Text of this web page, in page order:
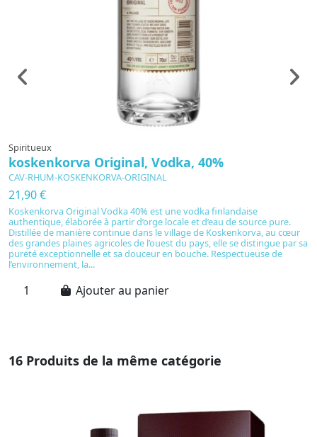
Spiritueux
koskenkorva Original, Vodka, 40%
CAV-RHUM-KOSKENKORVA-ORIGINAL
21,90 €
Koskenkorva Original Vodka 40% est une vodka finlandaise
authentique, élaborée à partir d’orge locale et d’eau de source pure.
Distillée de manière continue dans le village de Koskenkorva, au cœur
des grandes plaines agricoles de l’ouest du pays, elle se distingue par sa
pureté exceptionnelle et sa douceur en bouche. Respectueuse de
l’environnement, la...
Ajouter au panier
16 Produits de la même catégorie